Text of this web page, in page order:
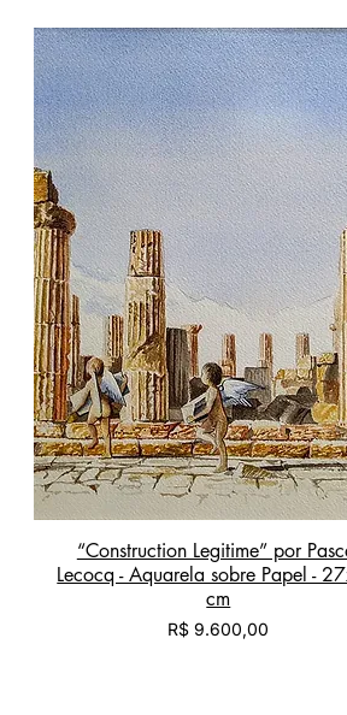
“Construction Legitime” por
Lecocq - Aquarela sobre Papel -
cm
Preço
R$ 9.600,00